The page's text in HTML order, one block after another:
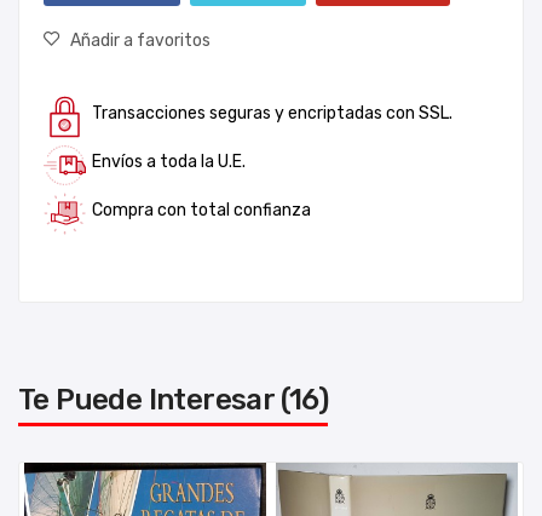
Añadir a favoritos
Transacciones seguras y encriptadas con SSL.
Envíos a toda la U.E.
Compra con total confianza
Te Puede Interesar (16)